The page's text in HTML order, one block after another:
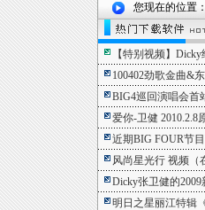
您现在的位置：
【特别视频】
100402劲歌金曲&
BIG4巡回演唱会
爱你-卫健 2010.2.8
近期BIG FOUR节
风尚星光行 视频
Dicky张卫健的
明日之星丽江特辑